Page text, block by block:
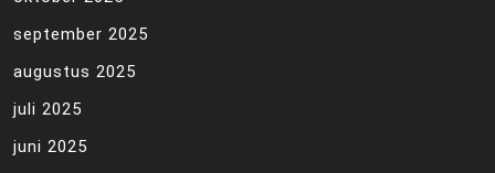
september 2025
augustus 2025
juli 2025
juni 2025